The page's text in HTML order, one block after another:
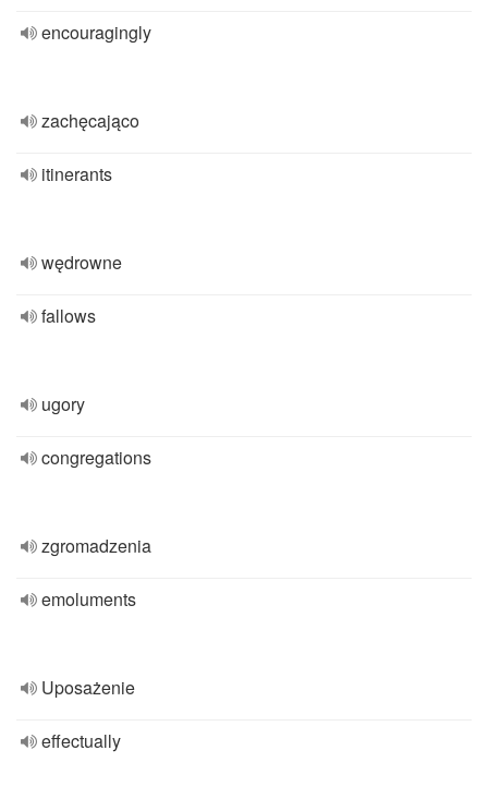
encouragingly
zachęcająco
itinerants
wędrowne
fallows
ugory
congregations
zgromadzenia
emoluments
Uposażenie
effectually